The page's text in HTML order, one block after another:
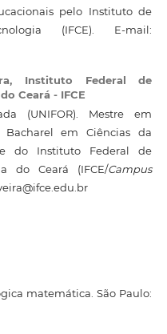
pelo Instituto de
(IFCE). E-mail:
Instituto Federal de
Ceará - IFCE
(UNIFOR). Mestre em
Bacharel em Ciências da
do Instituto Federal de
do Ceará (IFCE/Campus
matemática. São Paulo: